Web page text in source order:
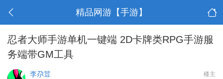
精品网游【手游】
忍者大师手游单机一键端 2D卡牌类RPG手游服
务端带GM工具
楼主
李尕荳